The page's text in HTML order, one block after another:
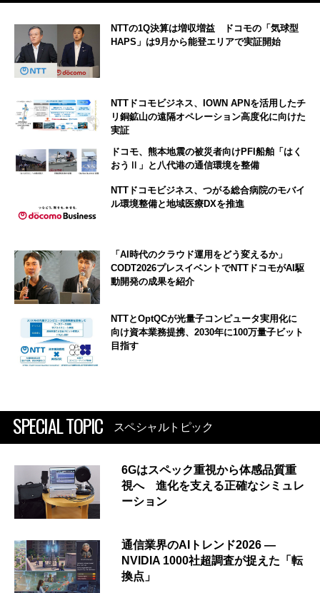
NTTの1Q決算は増収増益 ドコモの「気球型
HAPS」は9月から能登エリアで実証開始
NTTドコモビジネス、IOWN APNを活用したチ
リ銅鉱山の遠隔オペレーション高度化に向けた
実証
ドコモ、熊本地震の被災者向けPFI船舶「はく
おうⅡ」と八代港の通信環境を整備
NTTドコモビジネス、つがる総合病院のモバイ
ル環境整備と地域医療DXを推進
「AI時代のクラウド運用をどう変えるか」
CODT2026プレスイベントでNTTドコモがAI駆
動開発の成果を紹介
NTTとOptQCが光量子コンピュータ実用化に
向け資本業務提携、2030年に100万量子ビット
目指す
SPECIAL TOPIC スペシャルトピック
6Gはスペック重視から体感品質重
視へ 進化を支える正確なシミュレ
ーション
通信業界のAIトレンド2026 ―
NVIDIA 1000社超調査が捉えた「転
換点」